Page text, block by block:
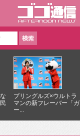
プリングルズ×ウルトラ
マンの新フレーバー「ガ
ー...